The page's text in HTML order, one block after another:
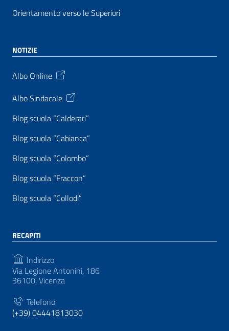
Orientamento verso le Superiori
NOTIZIE
Albo Online
Albo Sindacale
Blog scuola “Calderari”
Blog scuola “Cabianca”
Blog scuola “Colombo”
Blog scuola “Fraccon”
Blog scuola “Collodi”
RECAPITI
Indirizzo
Via Legione Antonini, 186
36100, Vicenza
Telefono
(+39) 04441813030